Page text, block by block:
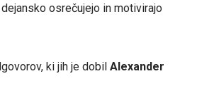
osrečujejo in motivirajo
ki jih je dobil Alexander